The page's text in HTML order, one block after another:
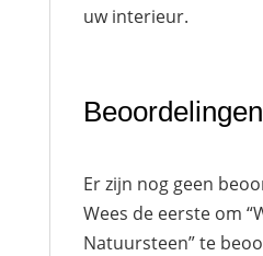
uw interieur.
Beoordelingen
Er zijn nog geen
Wees de eerste om
Natuursteen” te